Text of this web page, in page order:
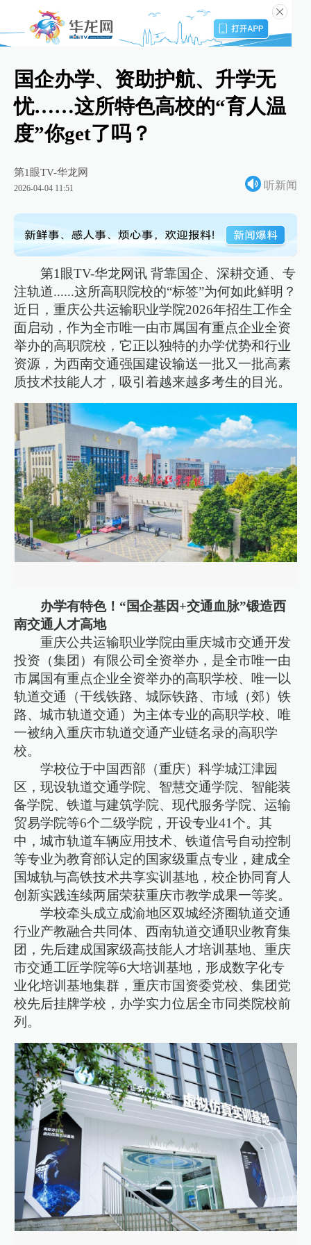
国企办学、资助护航、升学无
忧……这所特色高校的“育人温
度”你get了吗？
第1眼TV-华龙网
2026-04-04 11:51 听新闻
第1眼TV-华龙网讯 背靠国企、深耕交通、专
注轨道......这所高职院校的“标签”为何如此鲜明？
近日，重庆公共运输职业学院2026年招生工作全
面启动，作为全市唯一由市属国有重点企业全资
举办的高职院校，它正以独特的办学优势和行业
资源，为西南交通强国建设输送一批又一批高素
质技术技能人才，吸引着越来越多考生的目光。
办学有特色！“国企基因+交通血脉”锻造西
南交通人才高地
重庆公共运输职业学院由重庆城市交通开发
投资（集团）有限公司全资举办，是全市唯一由
市属国有重点企业全资举办的高职学校、唯一以
轨道交通（干线铁路、城际铁路、市域（郊）铁
路、城市轨道交通）为主体专业的高职学校、唯
一被纳入重庆市轨道交通产业链名录的高职学
校。
学校位于中国西部（重庆）科学城江津园
区，现设轨道交通学院、智慧交通学院、智能装
备学院、铁道与建筑学院、现代服务学院、运输
贸易学院等6个二级学院，开设专业41个。其
中，城市轨道车辆应用技术、铁道信号自动控制
等专业为教育部认定的国家级重点专业，建成全
国城轨与高铁技术共享实训基地，校企协同育人
创新实践连续两届荣获重庆市教学成果一等奖。
学校牵头成立成渝地区双城经济圈轨道交通
行业产教融合共同体、西南轨道交通职业教育集
团，先后建成国家级高技能人才培训基地、重庆
市交通工匠学院等6大培训基地，形成数字化专
业化培训基地集群，重庆市国资委党校、集团党
校先后挂牌学校，办学实力位居全市同类院校前
列。